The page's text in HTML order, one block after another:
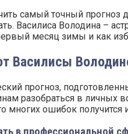
самый точный прогноз
Василиса Володина –
месяц зимы и как
Василисы
прогноз,
разобраться в личных
многих ошибок получится